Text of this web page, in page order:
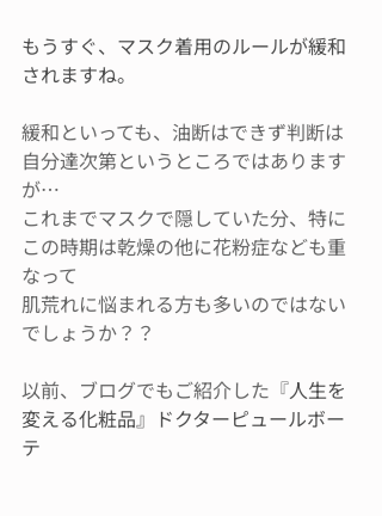
もうすぐ、マスク着用のルールが緩和
されますね。
緩和といっても、油断はできず判断は
自分達次第というところではあります
が…
これまでマスクで隠していた分、特に
この時期は乾燥の他に花粉症なども重
なって
肌荒れに悩まれる方も多いのではない
でしょうか？？
以前、ブログでもご紹介した『人生を
変える化粧品』ドクターピュールボー
テ